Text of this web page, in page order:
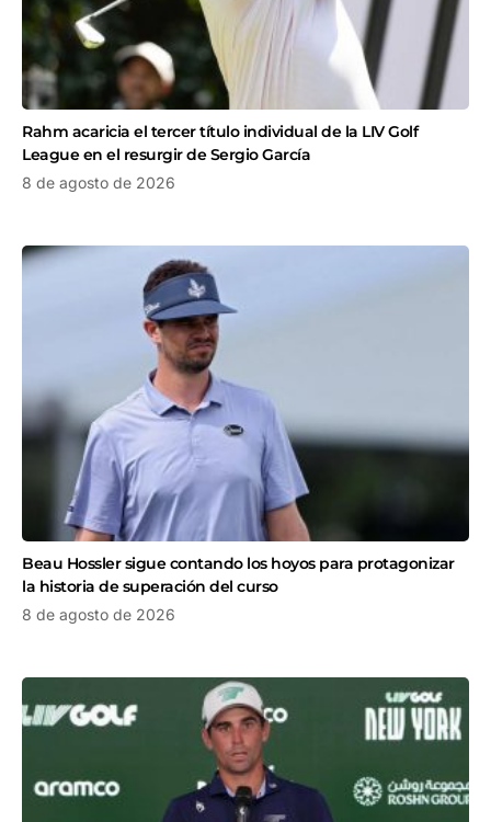
Rahm acaricia el tercer título individual de la LIV Golf
League en el resurgir de Sergio García
8 de agosto de 2026
Beau Hossler sigue contando los hoyos para protagonizar
la historia de superación del curso
8 de agosto de 2026